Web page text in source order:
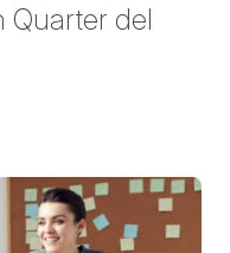
Quarter del
LinkedIn